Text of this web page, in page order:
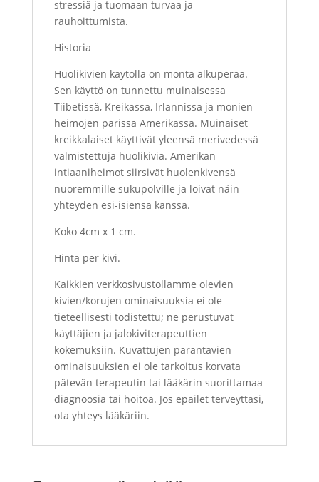
stressiä ja tuomaan turvaa ja
rauhoittumista.
Historia
Huolikivien käytöllä on monta alkuperää.
Sen käyttö on tunnettu muinaisessa
Tiibetissä, Kreikassa, Irlannissa ja monien
heimojen parissa Amerikassa. Muinaiset
kreikkalaiset käyttivät yleensä merivedessä
valmistettuja huolikiviä. Amerikan
intiaaniheimot siirsivät huolenkivensä
nuoremmille sukupolville ja loivat näin
yhteyden esi-isiensä kanssa.
Koko 4cm x 1 cm.
Hinta per kivi.
Kaikkien verkkosivustollamme olevien
kivien/korujen ominaisuuksia ei ole
tieteellisesti todistettu; ne perustuvat
käyttäjien ja jalokiviterapeuttien
kokemuksiin. Kuvattujen parantavien
ominaisuuksien ei ole tarkoitus korvata
pätevän terapeutin tai lääkärin suorittamaa
diagnoosia tai hoitoa. Jos epäilet terveyttäsi,
ota yhteys lääkäriin.